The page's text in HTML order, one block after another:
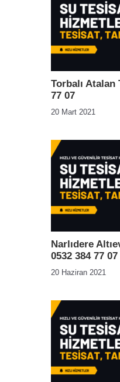
Torbalı Atalan
77 07
20 Mart 2021
Narlıdere
0532 384 77 07
20 Haziran 2021